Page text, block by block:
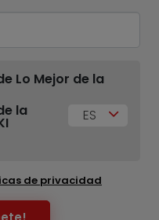
Lo Mejor de la
la
ES
de privacidad